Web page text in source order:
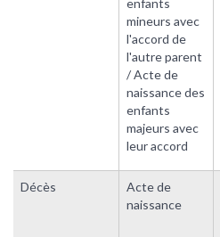
mineurs avec
l'accord de
l'autre parent
/ Acte de
naissance des
enfants
majeurs avec
leur accord
Décès
Acte de
naissance